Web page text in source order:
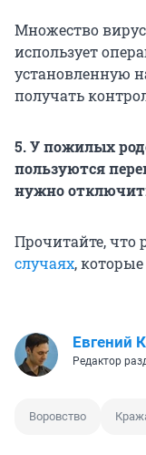
Множество
использует
установленную
получать
5. У пожилых
пользуются
нужно
Прочитайте, что
случаях,
Евгений
Редактор
Воровство